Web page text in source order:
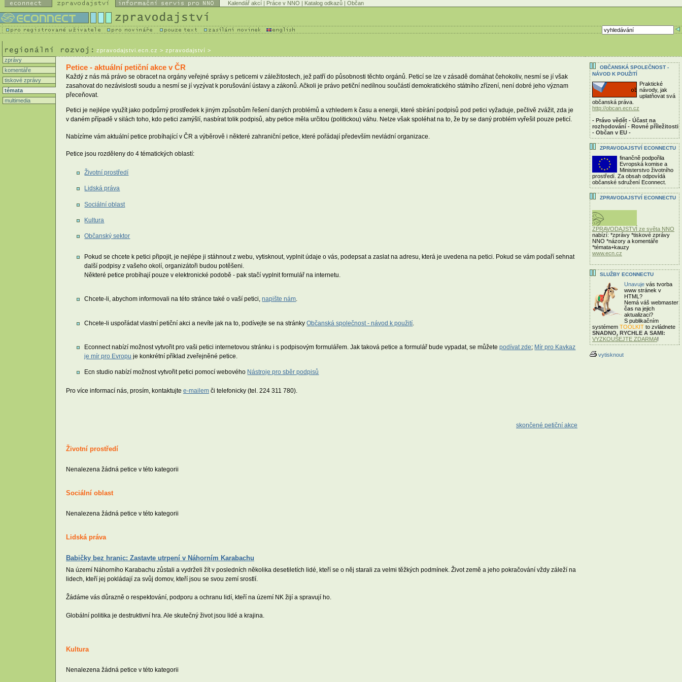
Kalendář akcí | Práce v NNO | Katalog odkazů | Občan
zpravodajstvi.ecn.cz > zpravodajství >
zprávy
komentáře
tiskové zprávy
témata
multimedia
Petice - aktuální petiční akce v ČR
Každý z nás má právo se obracet na orgány veřejné správy s peticemi v záležitostech, jež patří do působnosti těchto orgánů. Peticí se lze v zásadě domáhat čehokoliv, nesmí se jí však
zasahovat do nezávislosti soudu a nesmí se jí vyzývat k porušování ústavy a zákonů. Ačkoli je právo petiční nedílnou součástí demokratického státního zřízení, není dobré jeho význam
přeceňovat.
Petici je nejlépe využít jako podpůrný prostředek k jiným způsobům řešení daných problémů a vzhledem k času a energii, které sbírání podpisů pod petici vyžaduje, pečlivě zvážit, zda je
v daném případě v silách toho, kdo petici zamýšlí, nasbírat tolik podpisů, aby petice měla určitou (politickou) váhu. Nelze však spoléhat na to, že by se daný problém vyřešil pouze peticí.
Nabízíme vám aktuální petice probíhající v ČR a výběrově i některé zahraniční petice, které pořádají především nevládní organizace.
Petice jsou rozděleny do 4 tématických oblastí:
Životní prostředí
Lidská práva
Sociální oblast
Kultura
Občanský sektor
Pokud se chcete k petici připojit, je nejlépe ji stáhnout z webu, vytisknout, vyplnit údaje o vás, podepsat a zaslat na adresu, která je uvedena na petici. Pokud se vám podaří sehnat
další podpisy z vašeho okolí, organizátoři budou potěšeni.
Některé petice probíhají pouze v elektronické podobě - pak stačí vyplnit formulář na internetu.
Chcete-li, abychom informovali na této stránce také o vaší petici,napište nám.
Chcete-li uspořádat vlastní petiční akci a nevíte jak na to, podívejte se na stránkyObčanská společnost - návod k použití
Econnect nabízí možnost vytvořit pro vaši petici internetovou stránku i s podpisovým formulářem. Jak taková petice a formulář bude vypadat, se můžetepodívat zde; Mír pro Kavkaz
je mír pro Evropu je konkrétní příklad zveřejněné petice.
Ecn studio nabízí možnost vytvořit petici pomocí webového Nástroje pro sběr podpisů
Pro více informací nás, prosím, kontaktujte e-mailem či telefonicky (tel. 224 311 780).
skončené petiční akce
Životní prostředí
Nenalezena žádná petice v této kategorii
Sociální oblast
Nenalezena žádná petice v této kategorii
Lidská práva
Babičky bez hranic: Zastavte utrpení v Náhorním Karabachu
Na území Náhorního Karabachu zůstali a vydrželi žít v posledních několika desetiletích lidé, kteří se o něj starali za velmi těžkých podmínek. Život země a jeho pokračování vždy záleží na
lidech, kteří jej pokládají za svůj domov, kteří jsou se svou zemí srostlí.
Žádáme vás důrazně o respektování, podporu a ochranu lidí, kteří na území NK žijí a spravují ho.
Globální politika je destruktivní hra. Ale skutečný život jsou lidé a krajina.
Kultura
Nenalezena žádná petice v této kategorii
OBČANSKÁ SPOLEČNOST -
NÁVOD K POUŽITÍ
Praktické
návody, jak
uplatňovat svá
občanská práva.
http://obcan.ecn.cz
- Právo vědět - Účast na
rozhodování - Rovné příležitosti
- Občan v EU -
ZPRAVODAJSTVÍ ECONNECTU
finančně podpořila
Evropská komise a
Ministerstvo životního
prostředí. Za obsah odpovídá
občanské sdružení Econnect.
ZPRAVODAJSTVÍ ECONNECTU
ZPRAVODAJSTVÍ ze světa NNO
nabízí: *zprávy *tiskové zprávy
NNO *názory a komentáře
*témata+kauzy
www.ecn.cz
SLUŽBY ECONNECTU
Unavuje vás tvorba
www stránek v
HTML?
Nemá váš webmaster
čas na jejich
aktualizaci?
S publikačním
systémem TOOLKIT to zvládnete
SNADNO, RYCHLE A SAMI:
VYZKOUŠEJTE ZDARMA!
vytisknout